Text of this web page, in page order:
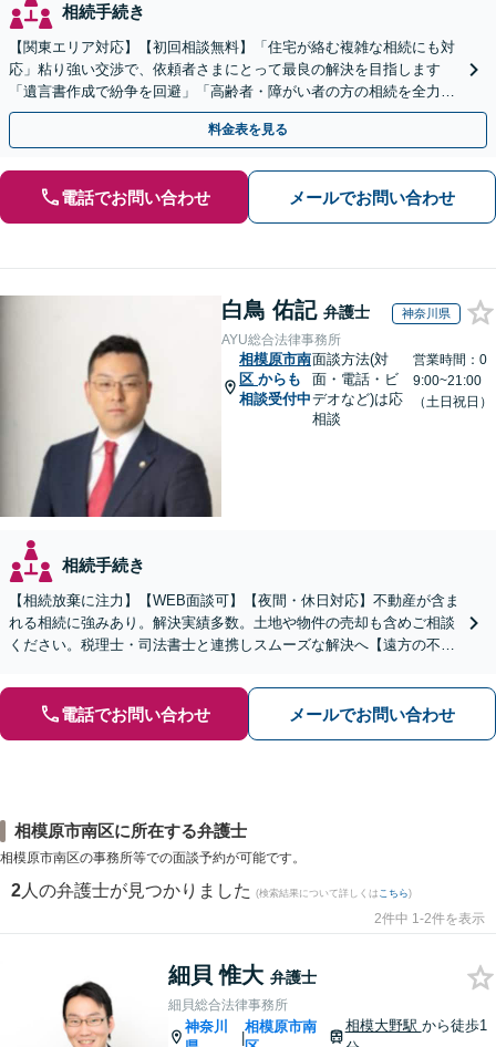
相続手続き
【関東エリア対応】【初回相談無料】「住宅が絡む複雑な相続にも対
応」粘り強い交渉で、依頼者さまにとって最良の解決を目指します
「遺言書作成で紛争を回避」「高齢者・障がい者の方の相続を全力サ
ポート」【全国出張】【完全個室制】【バリアフリー対応】
料金表を見る
電話でお問い合わせ メールでお問い合わせ
白鳥 佑記 弁護士 神奈川県
AYU総合法律事務所
相模原市南
区 からも
相談受付中
面談方法(対
面・電話・ビ
デオなど)は応
相談
営業時間：0
9:00~21:00
（土日祝日）
相続手続き
【相続放棄に注力】【WEB面談可】【夜間・休日対応】不動産が含ま
れる相続に強みあり。解決実績多数。土地や物件の売却も含めご相談
ください。税理士・司法書士と連携しスムーズな解決へ【遠方の不動
電話でお問い合わせ メールでお問い合わせ
相模原市南区に所在する弁護士
相模原市南区の事務所等での面談予約が可能です。
2 人の弁護士が見つかりました (検索結果について詳しくは こちら)
2件中 1-2件を表示
細貝 惟大 弁護士
細貝総合法律事務所
神奈川
|
相模原市南
相模大野駅 から徒歩1